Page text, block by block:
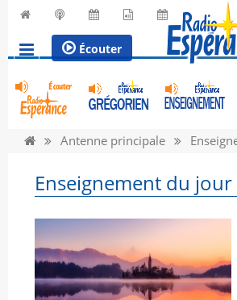
Écouter
Antenne principale
Enseignement du jour